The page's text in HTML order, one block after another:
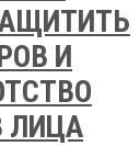
И
ЛИЦА